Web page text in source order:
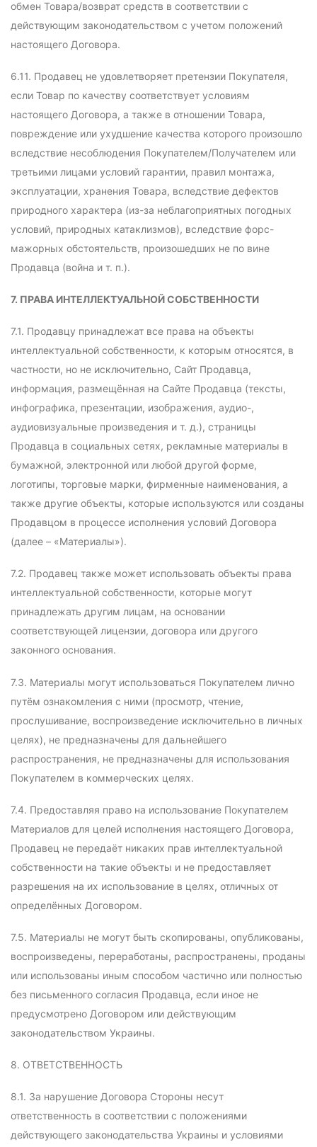
обмен Товара/возврат средств в соответствии с
действующим законодательством с учетом положений
настоящего Договора.
6.11. Продавец не удовлетворяет претензии Покупателя,
если Товар по качеству соответствует условиям
настоящего Договора, а также в отношении Товара,
повреждение или ухудшение качества которого произошло
вследствие несоблюдения Покупателем/Получателем или
третьими лицами условий гарантии, правил монтажа,
эксплуатации, хранения Товара, вследствие дефектов
природного характера (из-за неблагоприятных погодных
условий, природных катаклизмов), вследствие форс-
мажорных обстоятельств, произошедших не по вине
Продавца (война и т. п.).
7. ПРАВА ИНТЕЛЛЕКТУАЛЬНОЙ СОБСТВЕННОСТИ
7.1. Продавцу принадлежат все права на объекты
интеллектуальной собственности, к которым относятся, в
частности, но не исключительно, Сайт Продавца,
информация, размещённая на Сайте Продавца (тексты,
инфографика, презентации, изображения, аудио-,
аудиовизуальные произведения и т. д.), страницы
Продавца в социальных сетях, рекламные материалы в
бумажной, электронной или любой другой форме,
логотипы, торговые марки, фирменные наименования, а
также другие объекты, которые используются или созданы
Продавцом в процессе исполнения условий Договора
(далее – «Материалы»).
7.2. Продавец также может использовать объекты права
интеллектуальной собственности, которые могут
принадлежать другим лицам, на основании
соответствующей лицензии, договора или другого
законного основания.
7.3. Материалы могут использоваться Покупателем лично
путём ознакомления с ними (просмотр, чтение,
прослушивание, воспроизведение исключительно в личных
целях), не предназначены для дальнейшего
распространения, не предназначены для использования
Покупателем в коммерческих целях.
7.4. Предоставляя право на использование Покупателем
Материалов для целей исполнения настоящего Договора,
Продавец не передаёт никаких прав интеллектуальной
собственности на такие объекты и не предоставляет
разрешения на их использование в целях, отличных от
определённых Договором.
7.5. Материалы не могут быть скопированы, опубликованы,
воспроизведены, переработаны, распространены, проданы
или использованы иным способом частично или полностью
без письменного согласия Продавца, если иное не
предусмотрено Договором или действующим
законодательством Украины.
8. ОТВЕТСТВЕННОСТЬ
8.1. За нарушение Договора Стороны несут
ответственность в соответствии с положениями
действующего законодательства Украины и условиями